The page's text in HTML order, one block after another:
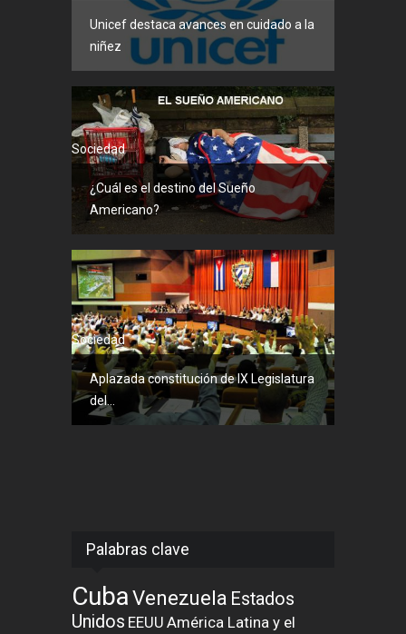
Unicef destaca avances en cuidado a la
niñez
Sociedad
¿Cuál es el destino del Sueño
Americano?
Sociedad
Aplazada constitución de IX Legislatura
del...
Palabras clave
CubaVenezuela Estados
Unidos EEUU América Latina y el